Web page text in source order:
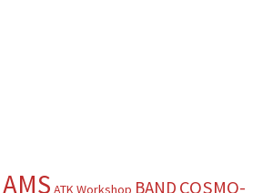
AMS ATK Workshop BAND COSMO-